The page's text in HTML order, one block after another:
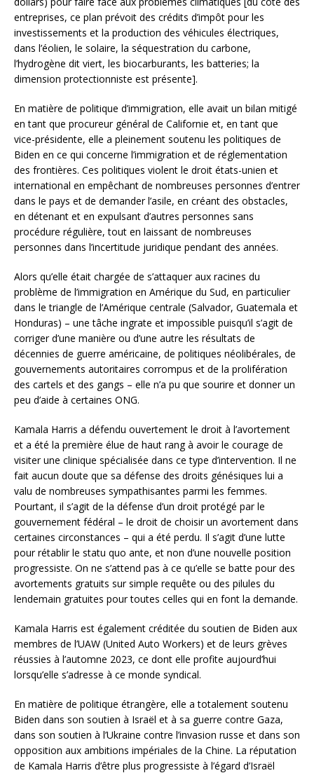
entreprises, ce plan prévoit des crédits d’impôt pour les
investissements et la production des véhicules électriques,
dans l’éolien, le solaire, la séquestration du carbone,
l’hydrogène dit viert, les biocarburants, les batteries; la
dimension protectionniste est présente].
En matière de politique d’immigration, elle avait un bilan mitigé
en tant que procureur général de Californie et, en tant que
vice-présidente, elle a pleinement soutenu les politiques de
Biden en ce qui concerne l’immigration et de réglementation
des frontières. Ces politiques violent le droit états-unien et
international en empêchant de nombreuses personnes d’entrer
dans le pays et de demander l’asile, en créant des obstacles,
en détenant et en expulsant d’autres personnes sans
procédure régulière, tout en laissant de nombreuses
personnes dans l’incertitude juridique pendant des années.
Alors qu’elle était chargée de s’attaquer aux racines du
problème de l’immigration en Amérique du Sud, en particulier
dans le triangle de l’Amérique centrale (Salvador, Guatemala et
Honduras) – une tâche ingrate et impossible puisqu’il s’agit de
corriger d’une manière ou d’une autre les résultats de
décennies de guerre américaine, de politiques néolibérales, de
gouvernements autoritaires corrompus et de la prolifération
des cartels et des gangs – elle n’a pu que sourire et donner un
peu d’aide à certaines ONG.
Kamala Harris a défendu ouvertement le droit à l’avortement
et a été la première élue de haut rang à avoir le courage de
visiter une clinique spécialisée dans ce type d’intervention. Il ne
fait aucun doute que sa défense des droits génésiques lui a
valu de nombreuses sympathisantes parmi les femmes.
Pourtant, il s’agit de la défense d’un droit protégé par le
gouvernement fédéral – le droit de choisir un avortement dans
certaines circonstances – qui a été perdu. Il s’agit d’une lutte
pour rétablir le statu quo ante, et non d’une nouvelle position
progressiste. On ne s’attend pas à ce qu’elle se batte pour des
avortements gratuits sur simple requête ou des pilules du
lendemain gratuites pour toutes celles qui en font la demande.
Kamala Harris est également créditée du soutien de Biden aux
membres de l’UAW (United Auto Workers) et de leurs grèves
réussies à l’automne 2023, ce dont elle profite aujourd’hui
lorsqu’elle s’adresse à ce monde syndical.
En matière de politique étrangère, elle a totalement soutenu
Biden dans son soutien à Israël et à sa guerre contre Gaza,
dans son soutien à l’Ukraine contre l’invasion russe et dans son
opposition aux ambitions impériales de la Chine. La réputation
de Kamala Harris d’être plus progressiste à l’égard d’Israël